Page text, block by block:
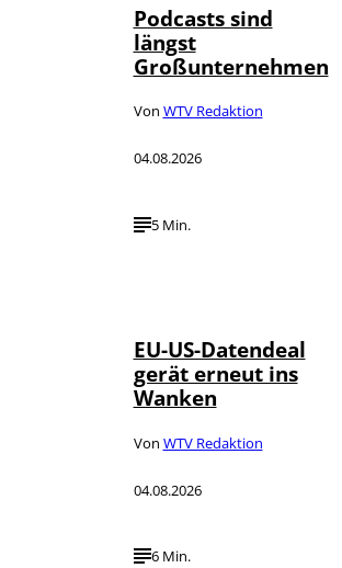
Podcasts sind
längst
Großunternehmen
Von WTV Redaktion
04.08.2026
5 Min.
EU-US-Datendeal
gerät erneut ins
Wanken
Von WTV Redaktion
04.08.2026
6 Min.